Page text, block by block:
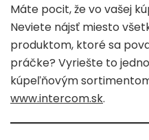
Máte pocit, že vo vašej
Neviete nájsť miesto
produktom, ktoré sa
práčke? Vyriešte to
kúpeľňovým
www.intercom.sk.